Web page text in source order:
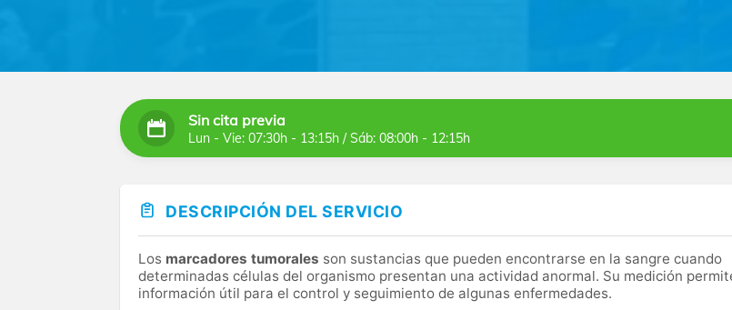
interpretación de los resultados. Nos implicamos con tu recuperación y bienestar.
Sin cita previa
Lun - Vie: 07:30h - 13:15h / Sáb: 08:00h - 12:15h
DESCRIPCIÓN DEL SERVICIO
Los marcadores tumorales son sustancias que pueden encontrarse en la sangre cuando
determinadas células del organismo presentan una actividad anormal. Su medición
información útil para el control y seguimiento de algunas enfermedades.